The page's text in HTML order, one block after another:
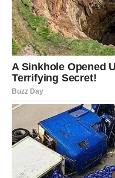
Na ručak, Zlata se